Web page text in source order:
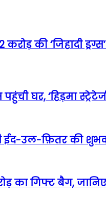
की ‘जिहादी
घर, ‘हिड़मा
ईद-उल-फ़ितर की
का गिफ्ट बैग,